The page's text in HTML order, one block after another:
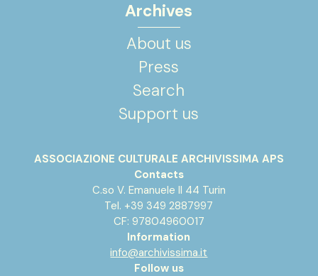
Archives
About us
Press
Search
Support us
ASSOCIAZIONE CULTURALE ARCHIVISSIMA APS
Contacts
C.so V. Emanuele II 44 Turin
Tel. +39 349 2887997
CF: 97804960017
Information
info@archivissima.it
Follow us